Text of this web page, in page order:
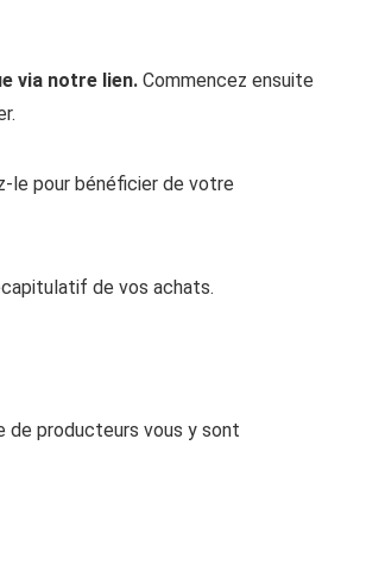
via notre lien. Commencez ensuite
le pour bénéficier de votre
de vos achats.
de producteurs vous y sont